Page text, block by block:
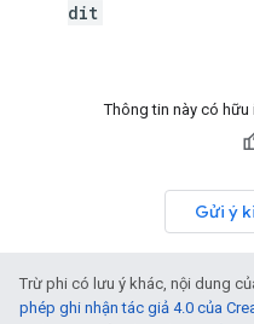
dit
Thông tin này có
Gửi ý
Trừ phi có lưu ý khác, nội dung
phép ghi nhận tác giả 4.0 của